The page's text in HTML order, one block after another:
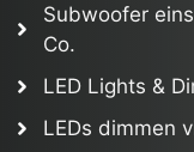
Subwoofer
Co.
LED Lights &
LEDs dimmen